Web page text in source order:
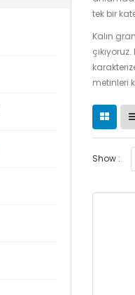
tek bir
Kalın
metinleri
Show :